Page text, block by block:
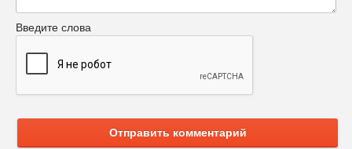
Введите слова
Отправить комментарий